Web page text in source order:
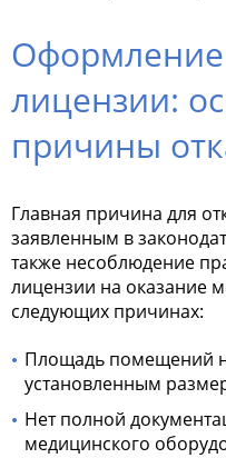
лицензии:
причины
Главная причина для
заявленным в
также несоблюдение
лицензии на оказание
следующих причинах:
Площадь помещений
установленным
Нет полной
медицинского